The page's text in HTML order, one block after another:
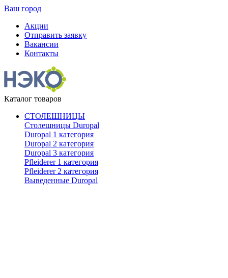
Ваш город
Акции
Отправить заявку
Вакансии
Контакты
Каталог товаров
СТОЛЕШНИЦЫ
Столешницы Duropal
Duropal 1 категория
Duropal 2 категория
Duropal 3 категория
Pfleiderer 1 категория
Pfleiderer 2 категория
Выведенные Duropal